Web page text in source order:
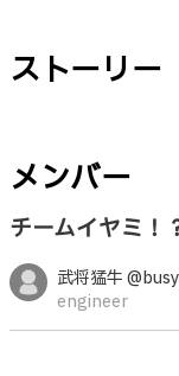
ストーリー
メンバー
チームイヤミ！
武将猛牛
engineer